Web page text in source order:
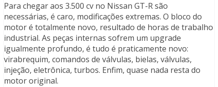
Para chegar aos 3.500 cv no Nissan GT-R são
necessárias, é caro, modificações extremas. O bloco do
motor é totalmente novo, resultado de horas de trabalho
industrial. As peças internas sofrem um upgrade
igualmente profundo, é tudo é praticamente novo:
virabrequim, comandos de válvulas, bielas, válvulas,
injeção, eletrônica, turbos. Enfim, quase nada resta do
motor original.